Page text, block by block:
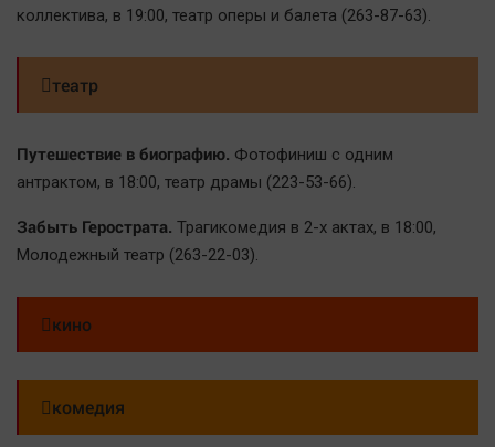
Спорт
Отраслевые темы
Hедвижимость
Автомобили
Прогулки по городу Ч
Спецпроект
коллектива, в 19:00, театр оперы и балета (263-87-63).
театр
Путешествие в биографию. Фотофиниш с одним
антрактом, в 18:00, театр драмы (223-53-66).
Забыть Герострата. Трагикомедия в 2-х актах, в 18:00,
Молодежный театр (263-22-03).
кино
комедия